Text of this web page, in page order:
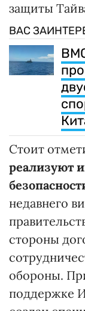
защиты
ВАС
Стоит
реализуют
недавнего
стороны
обороны.
поддержке